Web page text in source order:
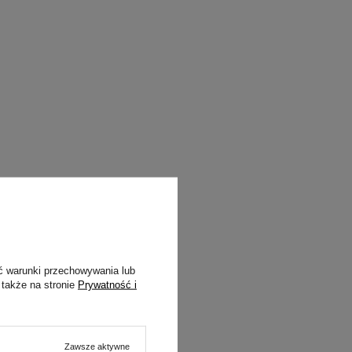
warunki przechowywania lub
na stronie Prywatność i
Zawsze aktywne